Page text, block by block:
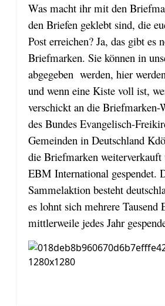
Was macht ihr mit den
den Briefen geklebt sind, die
Post erreichen? Ja, das gibt es
Briefmarken. Sie können in
abgegeben werden, hier
und wenn eine Kiste voll ist,
verschickt an die Briefmarken-
des Bundes Evangelisch-
Gemeinden in Deutschland
die Briefmarken weiterverkauft
EBM International gespendet.
Sammelaktion besteht
es lohnt sich mehrere Tausend
mittlerweile jedes Jahr